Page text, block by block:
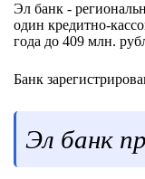
Эл банк -
один кредитно-
года до 409 млн.
Банк
Эл банк